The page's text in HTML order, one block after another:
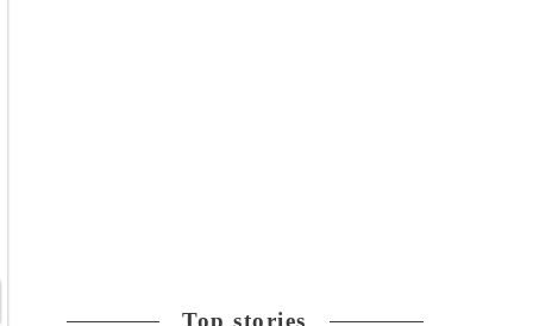
Top stories